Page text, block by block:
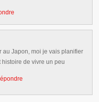
au Japon, moi je vais planifier
de vivre un peu